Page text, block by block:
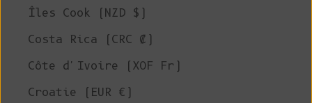
Îles Cook (NZD $)
Costa Rica (CRC ₡)
Côte d'Ivoire (XOF Fr)
Croatie (EUR €)